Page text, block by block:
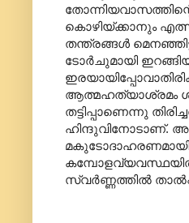
കൊഴിയ്ക്കാനും
തന്ത്രങ്ങൾ
ടോർചുമായി
ആത്മഹത്യാശ്രമം
തട്ടിപ്പാണെന്നു
ഹിന്ദുവിനോടാണ്.
സ്വർണ്ണത്തിൽ